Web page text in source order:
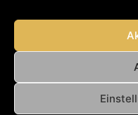
Copyright © 2023